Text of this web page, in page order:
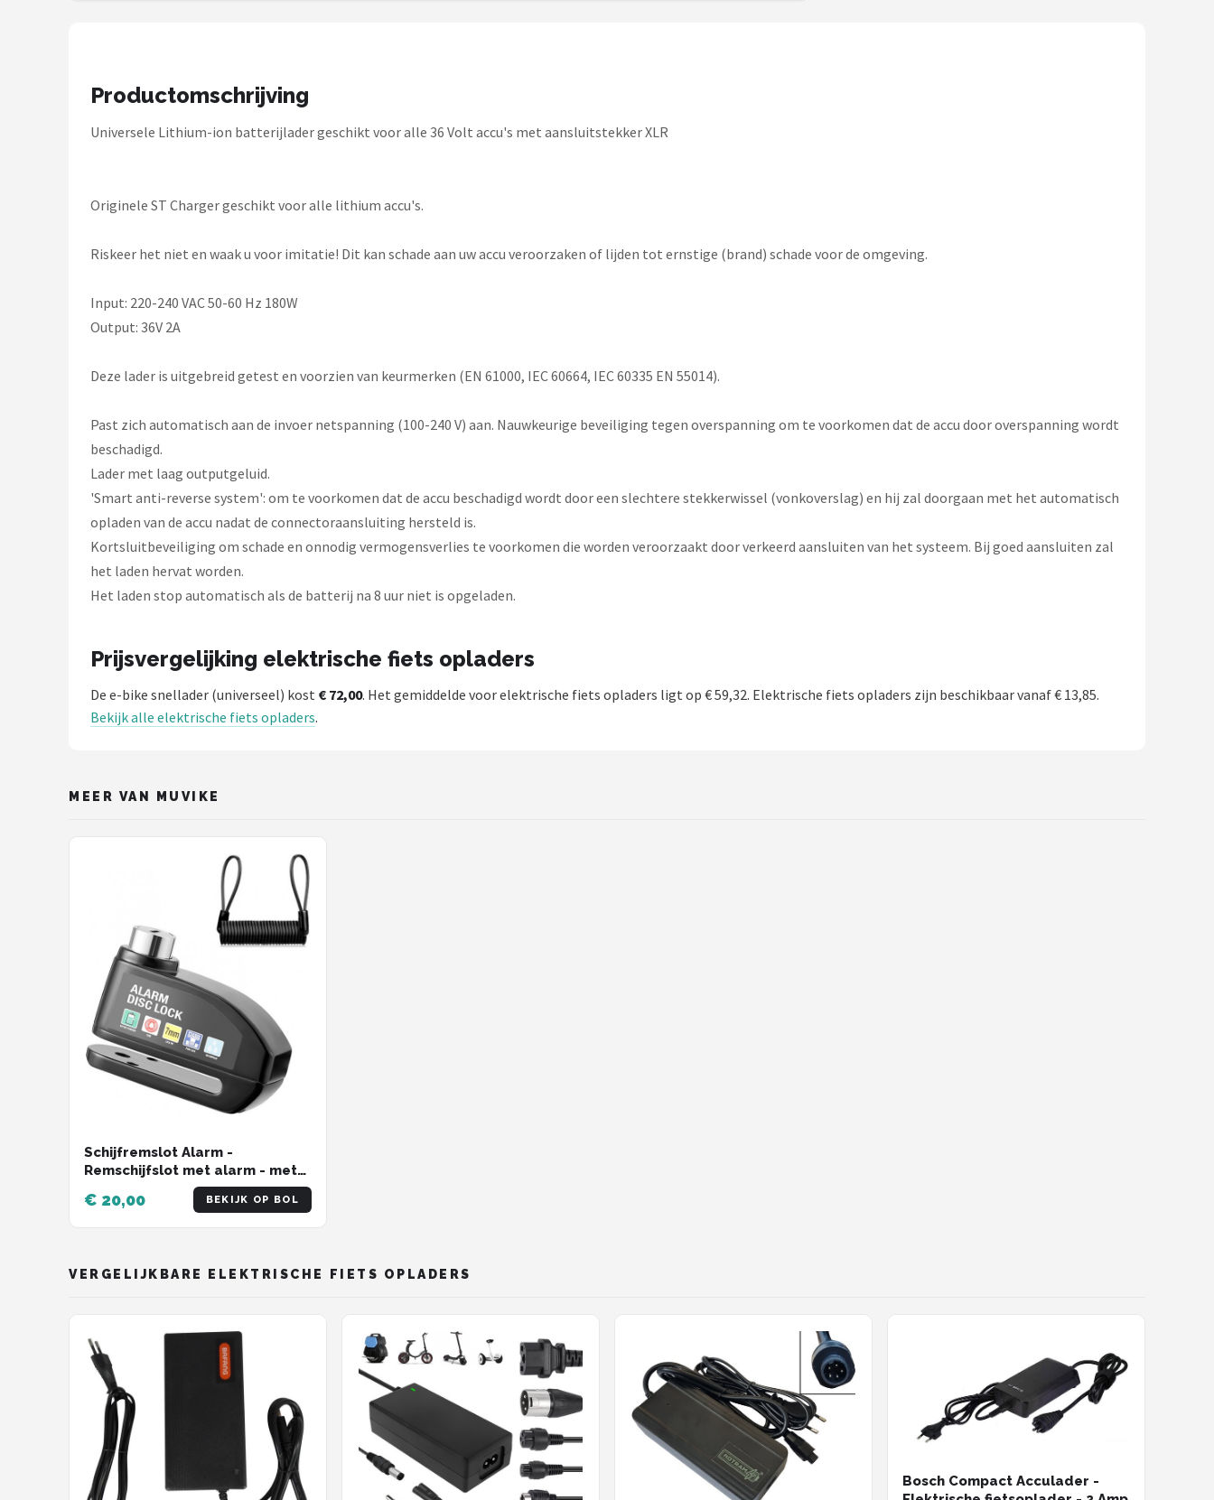
Productomschrijving
Universele Lithium-ion batterijlader geschikt voor alle 36 Volt accu's met aansluitstekker XLR
Originele ST Charger geschikt voor alle lithium accu's.
Riskeer het niet en waak u voor imitatie! Dit kan schade aan uw accu veroorzaken of lijden tot ernstige (brand) schade voor de omgeving.
Input: 220-240 VAC 50-60 Hz 180W
Output: 36V 2A
Deze lader is uitgebreid getest en voorzien van keurmerken (EN 61000, IEC 60664, IEC 60335 EN 55014).
Past zich automatisch aan de invoer netspanning (100-240 V) aan. Nauwkeurige beveiliging tegen overspanning om te voorkomen dat de accu door overspanning wordt
beschadigd.
Lader met laag outputgeluid.
'Smart anti-reverse system': om te voorkomen dat de accu beschadigd wordt door een slechtere stekkerwissel (vonkoverslag) en hij zal doorgaan met het automatisch
opladen van de accu nadat de connectoraansluiting hersteld is.
Kortsluitbeveiliging om schade en onnodig vermogensverlies te voorkomen die worden veroorzaakt door verkeerd aansluiten van het systeem. Bij goed aansluiten zal
het laden hervat worden.
Het laden stop automatisch als de batterij na 8 uur niet is opgeladen.
Prijsvergelijking elektrische fiets opladers
De e-bike snellader (universeel) kost € 72,00. Het gemiddelde voor elektrische fiets opladers ligt op € 59,32. Elektrische fiets opladers zijn beschikbaar vanaf € 13,85.
Bekijk alle elektrische fiets opladers.
MEER VAN MUVIKE
Schijfremslot Alarm -
Remschijfslot met alarm - met
Reminderkabel - 7 mm -
Motorslot - Scooterslot
€ 20,00 BEKIJK OP BOL
VERGELIJKBARE ELEKTRISCHE FIETS OPLADERS
Bosch Compact Acculader -